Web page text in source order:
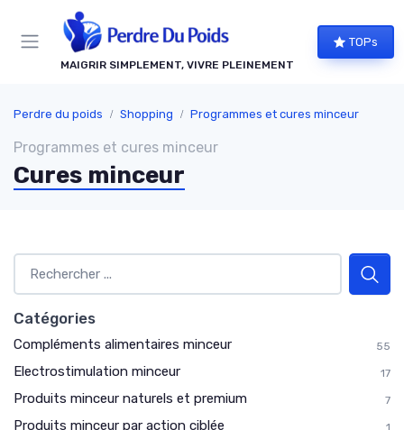
MAIGRIR SIMPLEMENT, VIVRE PLEINEMENT
TOPs
Perdre du poids Shopping Programmes et cures minceur
Programmes et cures minceur
Cures minceur
Catégories
Compléments alimentaires minceur 55
Electrostimulation minceur 17
Produits minceur naturels et premium 7
Produits minceur par action ciblée 1
Panneau de gestion des cookies